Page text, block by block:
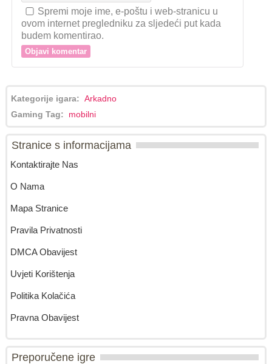
Spremi moje ime, e-poštu i web-stranicu u
ovom internet pregledniku za sljedeći put kada
budem komentirao.
Kategorije igara: Arkadno
Gaming Tag: mobilni
Stranice s informacijama
Kontaktirajte Nas
O Nama
Mapa Stranice
Pravila Privatnosti
DMCA Obavijest
Uvjeti Korištenja
Politika Kolačića
Pravna Obavijest
Preporučene igre